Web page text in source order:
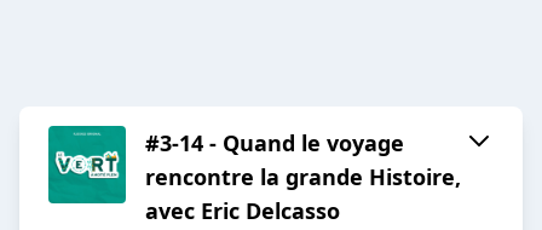
#3-14 - Quand le voyage
rencontre la grande Histoire,
avec Eric Delcasso